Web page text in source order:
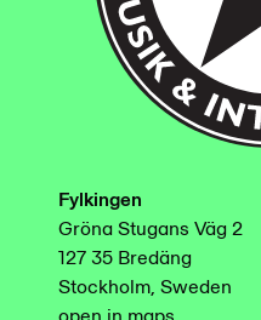
Fylkingen
Gröna Stugans Väg 2
127 35 Bredäng
Stockholm, Sweden